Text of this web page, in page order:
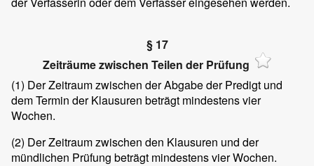
§ 17
Zeiträume zwischen Teilen der Prüfung
(1) Der Zeitraum zwischen der Abgabe der Predigt und
dem Termin der Klausuren beträgt mindestens vier
Wochen.
(2) Der Zeitraum zwischen den Klausuren und der
mündlichen Prüfung beträgt mindestens vier Wochen.